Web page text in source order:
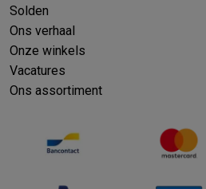
Solden
Ons verhaal
Onze winkels
Vacatures
Ons assortiment